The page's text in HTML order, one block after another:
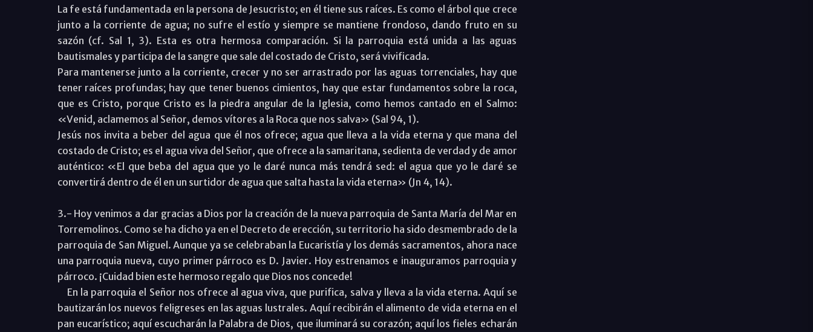
La fe está fundamentada en la persona de Jesucristo; en él tiene sus raíces. Es como el árbol que crece
junto a la corriente de agua; no sufre el estío y siempre se mantiene frondoso, dando fruto en su
sazón (cf. Sal 1, 3). Esta es otra hermosa comparación. Si la parroquia está unida a las aguas
bautismales y participa de la sangre que sale del costado de Cristo, será vivificada.
Para mantenerse junto a la corriente, crecer y no ser arrastrado por las aguas torrenciales, hay que
tener raíces profundas; hay que tener buenos cimientos, hay que estar fundamentos sobre la roca,
que es Cristo, porque Cristo es la piedra angular de la Iglesia, como hemos cantado en el Salmo:
«Venid, aclamemos al Señor, demos vítores a la Roca que nos salva» (Sal 94, 1).
Jesús nos invita a beber del agua que él nos ofrece; agua que lleva a la vida eterna y que mana del
costado de Cristo; es el agua viva del Señor, que ofrece a la samaritana, sedienta de verdad y de amor
auténtico: «El que beba del agua que yo le daré nunca más tendrá sed: el agua que yo le daré se
convertirá dentro de él en un surtidor de agua que salta hasta la vida eterna» (Jn 4, 14).
3.- Hoy venimos a dar gracias a Dios por la creación de la nueva parroquia de Santa María del Mar en
Torremolinos. Como se ha dicho ya en el Decreto de erección, su territorio ha sido desmembrado de la
parroquia de San Miguel. Aunque ya se celebraban la Eucaristía y los demás sacramentos, ahora nace
una parroquia nueva, cuyo primer párroco es D. Javier. Hoy estrenamos e inauguramos parroquia y
párroco. ¡Cuidad bien este hermoso regalo que Dios nos concede!
En la parroquia el Señor nos ofrece al agua viva, que purifica, salva y lleva a la vida eterna. Aquí se
bautizarán los nuevos feligreses en las aguas lustrales. Aquí recibirán el alimento de vida eterna en el
pan eucarístico; aquí escucharán la Palabra de Dios, que iluminará su corazón; aquí los fieles echarán